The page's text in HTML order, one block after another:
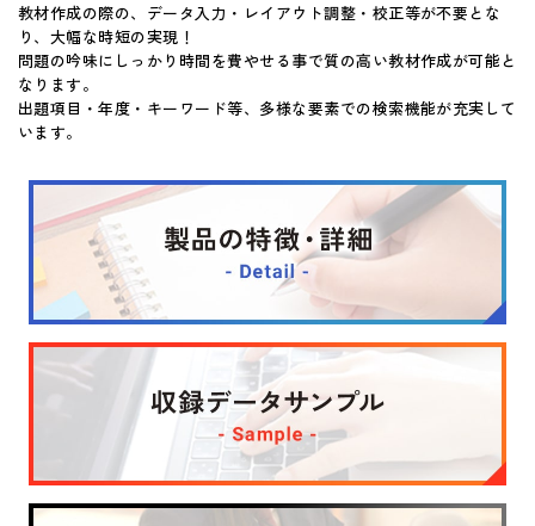
体験版・製品資料について
購入後のサポートについて
マイページ
教材作成の際の、データ入力・レイアウト調整・校正等が不要とな
り、大幅な時短の実現！
問題の吟味にしっかり時間を費やせる事で質の高い教材作成が可能と
なります。
出題項目・年度・キーワード等、多様な要素での検索機能が充実して
います。